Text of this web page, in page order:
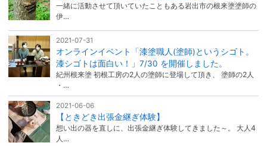
一緒に活動させて頂いていたこともある岩出市の根来塗塗師の
伊…
2021-07-31
オンラインイベント「漆塗職人(塗師)というシゴト。
漆シゴトは面白い！」7/30 を開催しました。
紀州根来塗 初根工房の2人の塗師に登場して頂き、 塗師の2人
・…
2021-06-06
【ときどき出張金継ぎ体験】
想い出の器を直しに、出張金継ぎ体験してきました～。 大人4
人…